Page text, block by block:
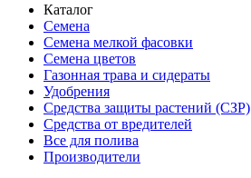
Каталог
Семена
Семена мелкой фасовки
Семена цветов
Газонная трава и сидераты
Удобрения
Средства защиты растений (СЗР)
Средства от вредителей
Все для полива
Производители